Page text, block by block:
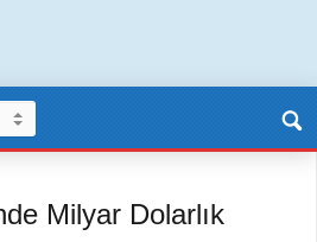
Milyar Dolarlık